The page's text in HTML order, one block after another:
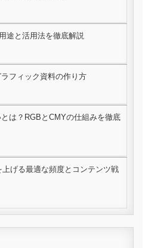
途と活用法を徹底解説
フィック資料の作り方
は？RGBとCMYの仕組みを徹底
げる最適な頻度とコンテンツ戦